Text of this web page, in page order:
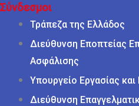
Σύνδεσμοι
Τράπεζα της Ελλάδος
Διεύθυνση Εποπτείας
Ασφάλισης
Υπουργείο Εργασίας
Διεύθυνση